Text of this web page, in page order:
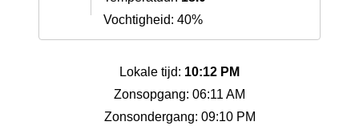
Vochtigheid: 40%
Lokale tijd: 10:12 PM
Zonsopgang: 06:11 AM
Zonsondergang: 09:10 PM